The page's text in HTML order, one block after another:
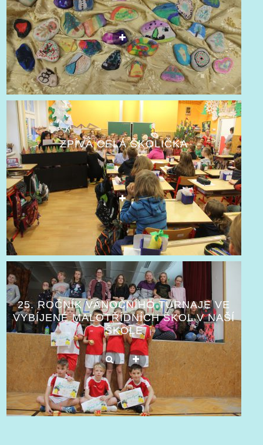
ZPÍVÁ CELÁ ŠKOLIČKA
25. ROČNÍK VÁNOČNÍHO TURNAJE VE
VYBÍJENÉ MALOTŘÍDNÍCH ŠKOL V NAŠÍ
ŠKOLE